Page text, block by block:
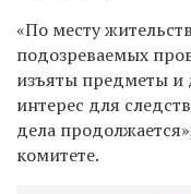
«По месту
подозреваемых
изъяты предметы
интерес для
дела
комитете.